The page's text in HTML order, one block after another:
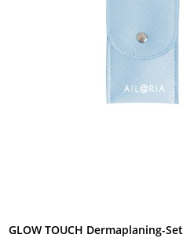
GLOW TOUCH Dermaplaning-